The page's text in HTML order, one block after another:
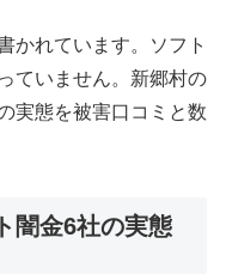
かれています。ソフト
ていません。新郷村の
実態を被害口コミと数
闇金6社の実態